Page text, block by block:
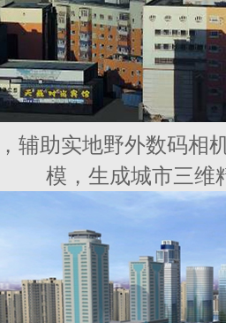
辅助实地野外数码相
模，生成城市三维